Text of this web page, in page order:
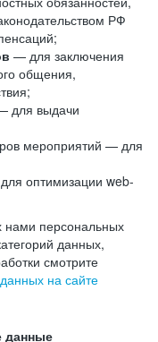
РФ
— для заключения
общения,
для выдачи
мероприятий — для
оптимизации web-
персональных
данных,
смотрите
на сайте
данные